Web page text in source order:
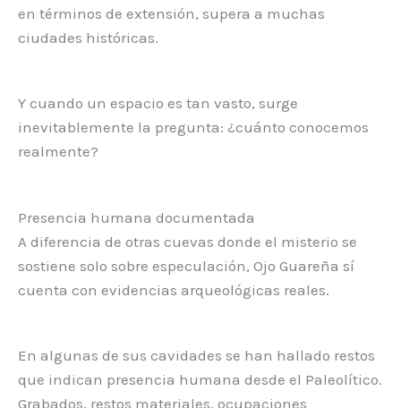
en términos de extensión, supera a muchas
ciudades históricas.
Y cuando un espacio es tan vasto, surge
inevitablemente la pregunta: ¿cuánto conocemos
realmente?
Presencia humana documentada
A diferencia de otras cuevas donde el misterio se
sostiene solo sobre especulación, Ojo Guareña sí
cuenta con evidencias arqueológicas reales.
En algunas de sus cavidades se han hallado restos
que indican presencia humana desde el Paleolítico.
Grabados, restos materiales, ocupaciones